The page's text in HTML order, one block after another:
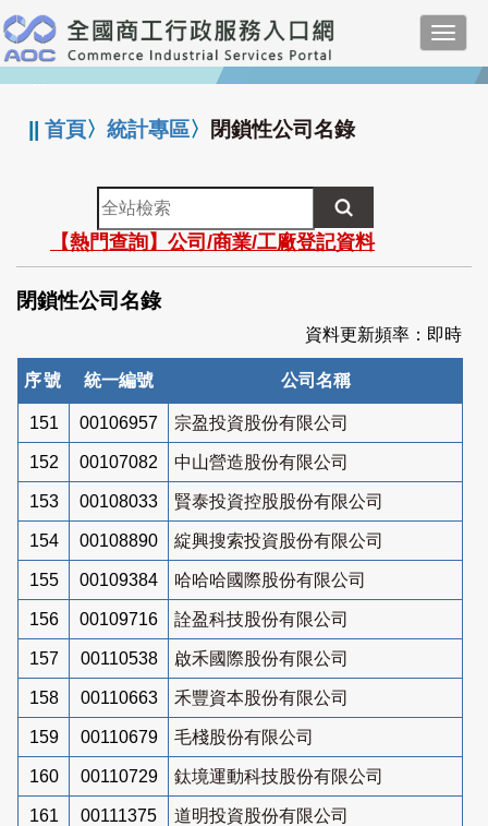
跳
到
主
要
:::
||首頁〉統計專區〉 閉鎖性公司名錄
全
站
檢
索
【熱門查詢】公司/商業/工廠登記資料
閉鎖性公司名錄
資料更新頻率：即時
序號 統一編號 公司名稱
151 00106957 宗盈投資股份有限公司
152 00107082 中山營造股份有限公司
153 00108033 賢泰投資控股股份有限公司
154 00108890 綻興搜索投資股份有限公司
155 00109384 哈哈哈國際股份有限公司
156 00109716 詮盈科技股份有限公司
157 00110538 啟禾國際股份有限公司
158 00110663 禾豐資本股份有限公司
159 00110679 毛棧股份有限公司
160 00110729 鈦境運動科技股份有限公司
161 00111375 道明投資股份有限公司